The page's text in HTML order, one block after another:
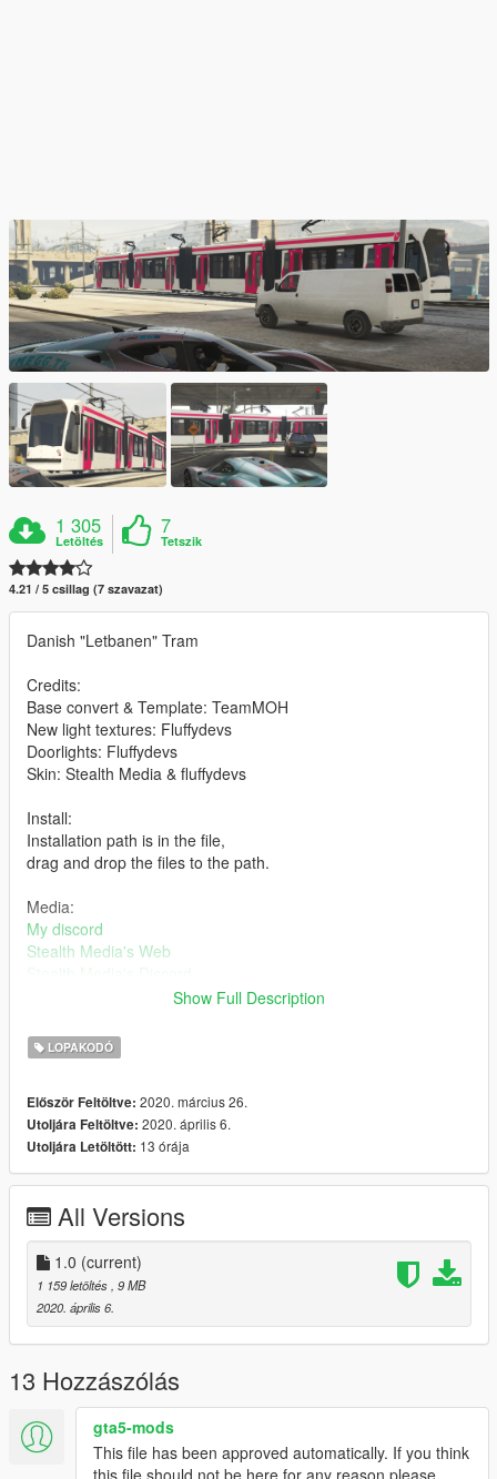
1 305
Letöltés
7
Tetszik
4.21 / 5 csillag (7 szavazat)
Danish "Letbanen" Tram
Credits:
Base convert & Template: TeamMOH
New light textures: Fluffydevs
Doorlights: Fluffydevs
Skin: Stealth Media & fluffydevs
Install:
Installation path is in the file,
drag and drop the files to the path.
Media:
My discord
Stealth Media's Web
Stealth Media's Discord
Stealth Media's Facebook Page
Enjoy!
Show Full Description
LOPAKODÓ
Először Feltöltve: 2020. március 26.
Utoljára Feltöltve: 2020. április 6.
Utoljára Letöltött: 13 órája
All Versions
1.0 (current)
1 159 letöltés, 9 MB
2020. április 6.
13 Hozzászólás
gta5-mods
This file has been approved automatically. If you think